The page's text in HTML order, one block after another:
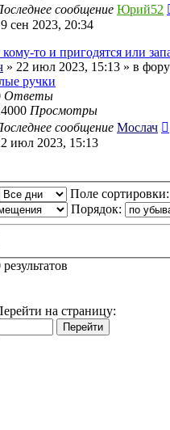
сообщение Юрий52
сен 2023, 20:34
то и пригодятся или
» 22 июл 2023, 15:13 » в
ручки
Ответы
Просмотры
сообщение Мослач
июл 2023, 15:13
Поле сортировки:
Порядок:
на страницу: